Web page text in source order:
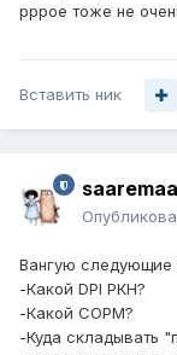
pppoe тоже не
Вставить ник
saaremaa
Вангую следующие
-Какой DPI РКН?
-Какой СОРМ?
-Куда складывать